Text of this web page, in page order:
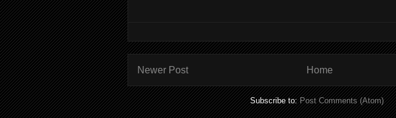
Newer Post Home
Subscribe to:Post Comments (Atom)